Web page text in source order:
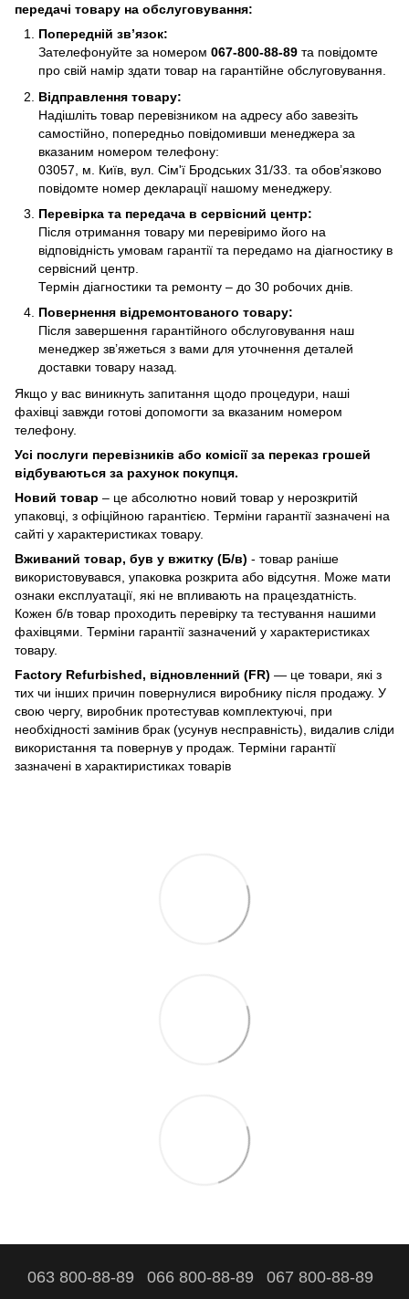
передачі товару на обслуговування:
Попередній зв’язок:
Зателефонуйте за номером 067-800-88-89 та повідомте
про свій намір здати товар на гарантійне обслуговування.
Відправлення товару:
Надішліть товар перевізником на адресу або завезіть
самостійно, попередньо повідомивши менеджера за
вказаним номером телефону:
03057, м. Київ, вул. Сім'ї Бродських 31/33. та обов’язково
повідомте номер декларації нашому менеджеру.
Перевірка та передача в сервісний центр:
Після отримання товару ми перевіримо його на
відповідність умовам гарантії та передамо на діагностику в
сервісний центр.
Термін діагностики та ремонту – до 30 робочих днів.
Повернення відремонтованого товару:
Після завершення гарантійного обслуговування наш
менеджер зв’яжеться з вами для уточнення деталей
доставки товару назад.
Якщо у вас виникнуть запитання щодо процедури, наші
фахівці завжди готові допомогти за вказаним номером
телефону.
Усі послуги перевізників або комісії за переказ грошей
відбуваються за рахунок покупця.
Новий товар – це абсолютно новий товар у нерозкритій
упаковці, з офіційною гарантією. Терміни гарантії зазначені на
сайті у характеристиках товару.
Вживаний товар, був у вжитку (Б/в) - товар раніше
використовувався, упаковка розкрита або відсутня. Може мати
ознаки експлуатації, які не впливають на працездатність.
Кожен б/в товар проходить перевірку та тестування нашими
фахівцями. Терміни гарантії зазначений у характеристиках
товару.
Factory Refurbished, відновленний (FR) — це товари, які з
тих чи інших причин повернулися виробнику після продажу. У
свою чергу, виробник протестував комплектуючі, при
необхідності замінив брак (усунув несправність), видалив сліди
використання та повернув у продаж. Терміни гарантії
зазначені в характиристиках товарів
063 800-88-89 066 800-88-89 067 800-88-89